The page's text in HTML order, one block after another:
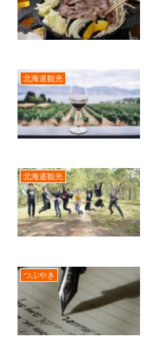
北海道観光
北海道観光
つぶやき